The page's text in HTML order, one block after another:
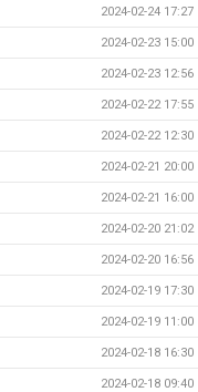
2024-02-24 17:27
2024-02-23 15:00
2024-02-23 12:56
2024-02-22 17:55
2024-02-22 12:30
2024-02-21 20:00
2024-02-21 16:00
2024-02-20 21:02
2024-02-20 16:56
2024-02-19 17:30
2024-02-19 11:00
2024-02-18 16:30
2024-02-18 09:40